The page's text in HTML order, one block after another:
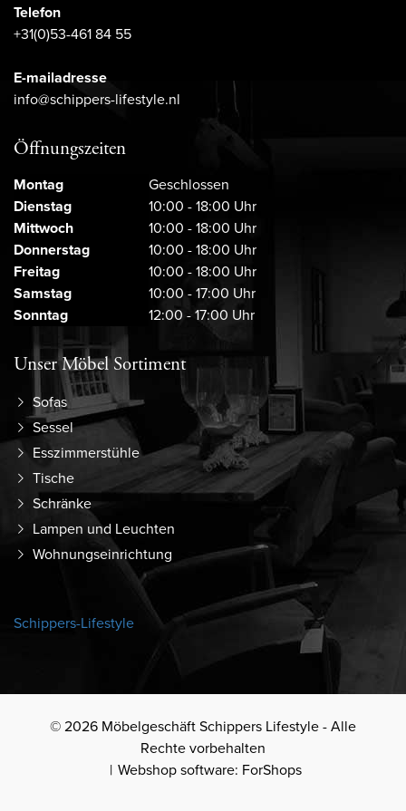
Telefon
+31(0)53-461 84 55
E-mailadresse
info@schippers-lifestyle.nl
Öffnungszeiten
Montag
Geschlossen
Dienstag
10:00 - 18:00 Uhr
Mittwoch
10:00 - 18:00 Uhr
Donnerstag
10:00 - 18:00 Uhr
Freitag
10:00 - 18:00 Uhr
Samstag
10:00 - 17:00 Uhr
Sonntag
12:00 - 17:00 Uhr
Unser Möbel Sortiment
Sofas
Sessel
Esszimmerstühle
Tische
Schränke
Lampen und Leuchten
Wohnungseinrichtung
Schippers-Lifestyle
© 2026 Möbelgeschäft Schippers Lifestyle - Alle
Rechte vorbehalten
Webshop software: ForShops